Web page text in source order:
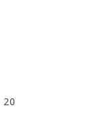
20